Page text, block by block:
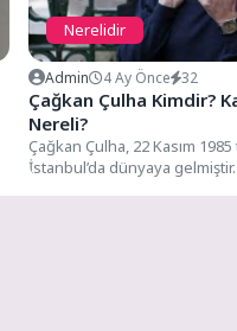
Nerelidir
Admin 4 Ay Önce 32
Çağkan Çulha Kimdir?
Nereli?
Çağkan Çulha, 22 Kasım
İstanbul’da dünyaya